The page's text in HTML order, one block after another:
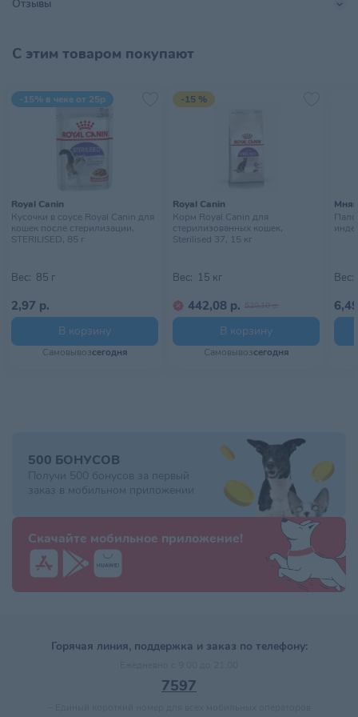
не угасал — регулярно меняйте их. Приобретая наши игрушки,
Вашего питомца.
Отзывы
С этим товаром покупают
-15% в чеке от 25р
Royal Canin
Кусочки в соусе Royal Canin для
кошек после стерилизации,
STERILISED, 85 г
Вес: 85 г
2,97 р.
В корзину
Самовывозсегодня
-15 %
Royal Canin
Корм Royal Canin для
стерилизованных кошек,
Sterilised 37, 15 кг
Вес: 15 кг
442,08 р. 520,10 р.
В корзину
Самовывозсегодня
Вес:
500 БОНУСОВ
Получи 500 бонусов за первый
заказ в мобильном приложении
Скачайте мобильное приложение!
Горячая линия, поддержка и заказ по телефону:
7597